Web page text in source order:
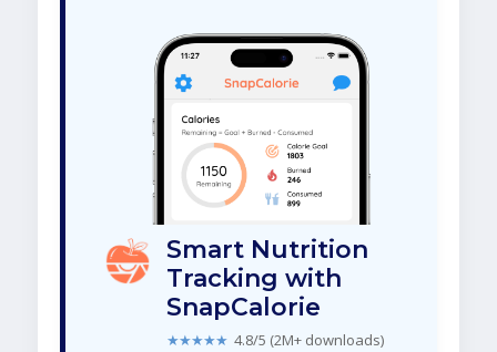
Smart Nutrition
Tracking with
SnapCalorie
★★★★★ 4.8/5 (2M+ downloads)